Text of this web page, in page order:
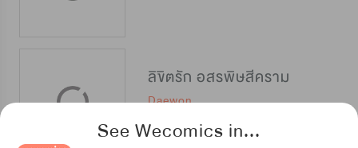
See Wecomics in...
ลิขิตรัก อสรพิษสีคราม
Daewon